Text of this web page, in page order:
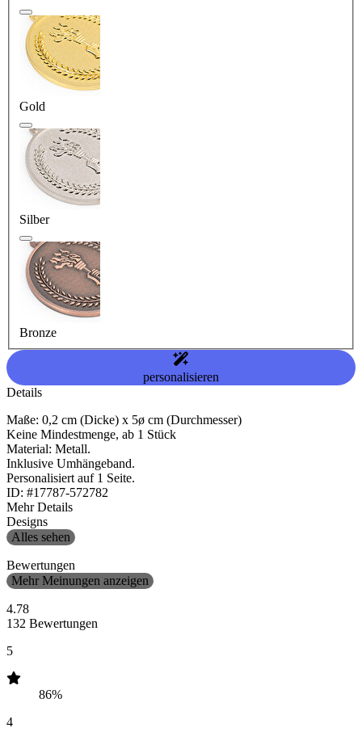
Gold
Silber
Bronze
personalisieren
Details
Maße: 0,2 cm (Dicke) x 5ø cm (Durchmesser)
Keine Mindestmenge, ab 1 Stück
Material: Metall.
Inklusive Umhängeband.
Personalisiert auf 1 Seite.
ID: #17787-572782
Mehr Details
Designs
Alles sehen
Bewertungen
Mehr Meinungen anzeigen
4.78
132 Bewertungen
5
86%
4